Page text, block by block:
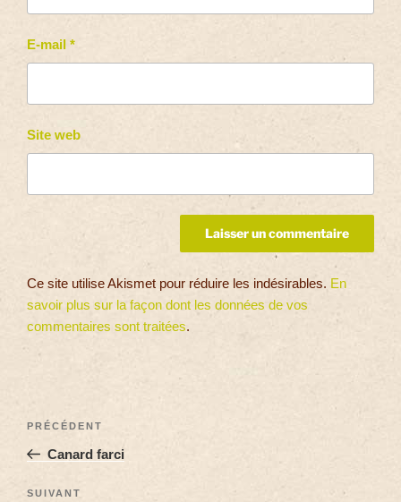
E-mail *
Site web
Ce site utilise Akismet pour réduire les indésirables. En
savoir plus sur la façon dont les données de vos
commentaires sont traitées.
PRÉCÉDENT
Canard farci
SUIVANT